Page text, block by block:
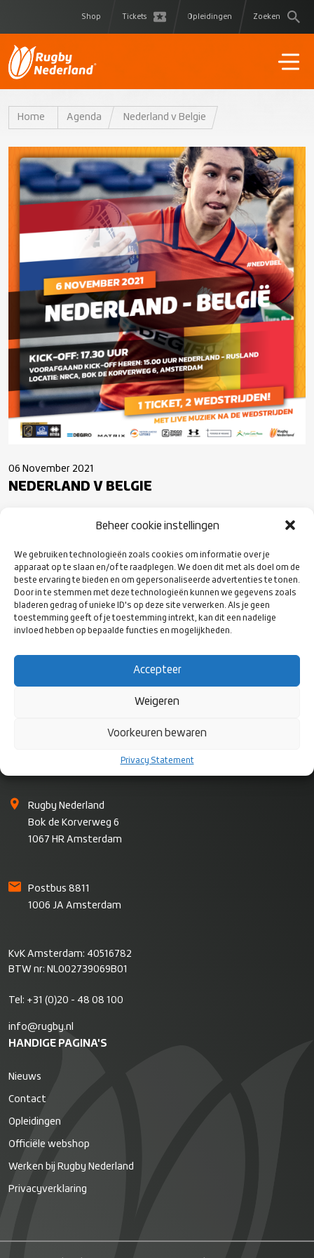
Beheer cookie instellingen
We gebruiken technologieën zoals cookies om informatie over je
apparaat op te slaan en/of te raadplegen. We doen dit met als doel om de
beste ervaring te bieden en om gepersonaliseerde advertenties te tonen.
Door in te stemmen met deze technologieën kunnen we gegevens zoals
bladeren gedrag of unieke ID's op deze site verwerken. Als je geen
toestemming geeft of je toestemming intrekt, kan dit een nadelige
invloed hebben op bepaalde functies en mogelijkheden.
Accepteer
Weigeren
Voorkeuren bewaren
Privacy Statement
Shop Tickets Opleidingen Zoeken
Home Agenda Nederland v Belgie
06 November 2021
NEDERLAND V BELGIE
VOLG ONS
OP SOCIAL
MEDIA
Rugby Nederland
Bok de Korverweg 6
1067 HR Amsterdam
Postbus 8811
1006 JA Amsterdam
KvK Amsterdam: 40516782
BTW nr: NL002739069B01
Tel: +31 (0)20 - 48 08 100
info@rugby.nl
HANDIGE PAGINA'S
Nieuws
Contact
Opleidingen
Officiële webshop
Werken bij Rugby Nederland
Privacyverklaring